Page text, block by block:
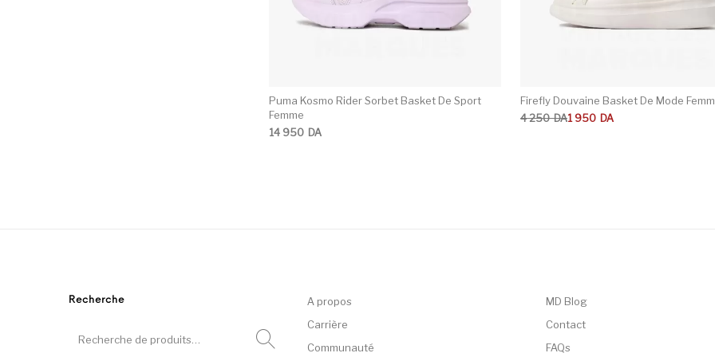
Puma Kosmo Rider Sorbet Basket De Sport
Femme
14 950 DA
Firefly Douvaine Basket De Mode
4 250 DA
Le prix initial était : 4 250DA.
1 950 DA
Le prix actuel est : 1 950DA.
Recherche
A propos
Carrière
Communauté
MD Blog
Contact
FAQs